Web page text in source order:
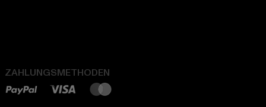
ZAHLUNGSMETHODEN